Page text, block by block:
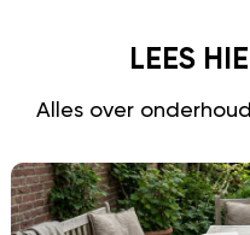
LEES
Alles over